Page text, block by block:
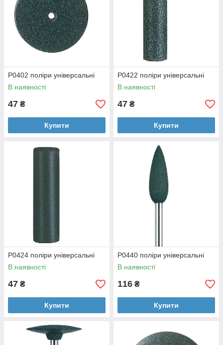
P0402 поліри універсальні
В наявності
47 ₴
Купити
P0422 поліри універсальні
В наявності
47 ₴
Купити
P0424 поліри універсальні
В наявності
47 ₴
Купити
P0440 поліри універсальні
В наявності
116 ₴
Купити